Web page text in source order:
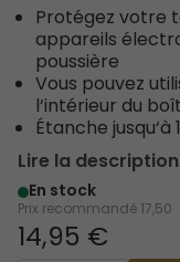
Protégez votre
appareils
poussière
Vous pouvez
l‘intérieur du
Étanche jusqu‘à
Lire la
En stock
Prix recommandé 17,50
14,95 €